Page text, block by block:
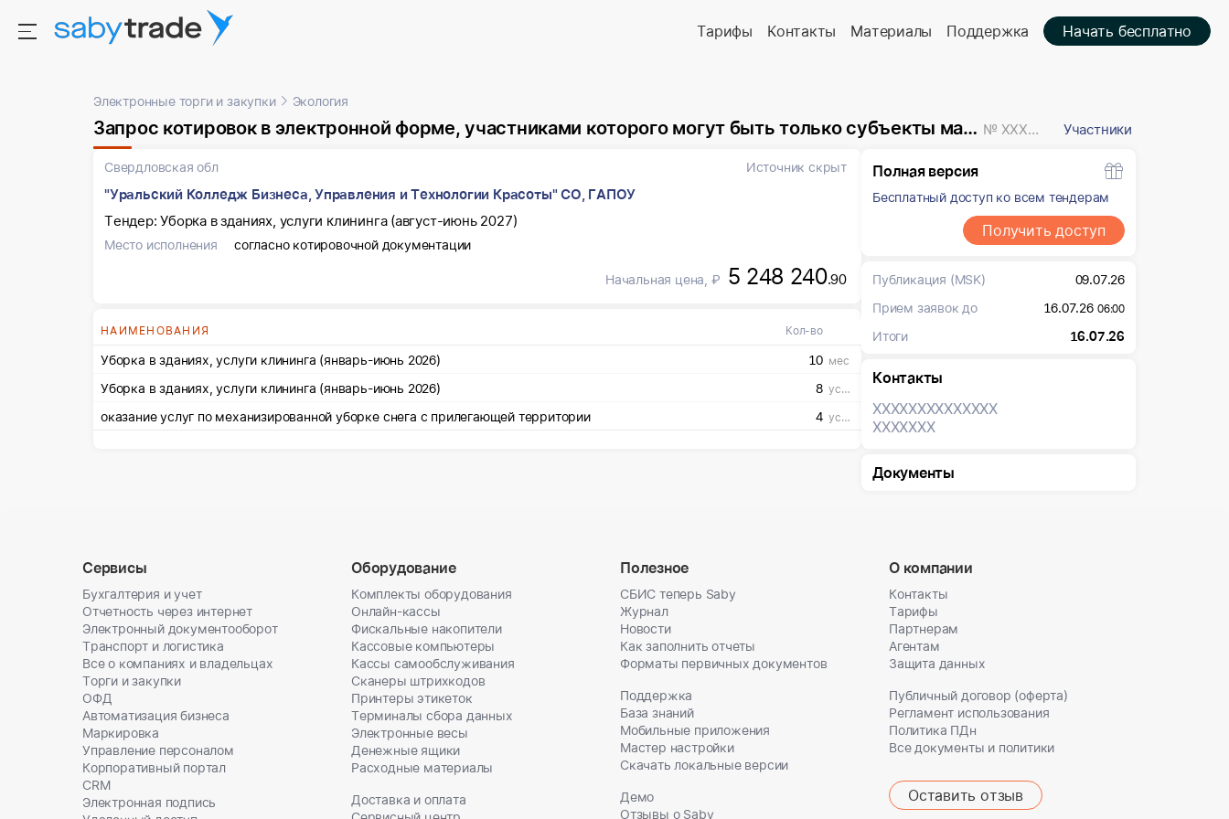
Тарифы Контакты Материалы Поддержка Начать бесплатно
Электронные торги и закупки Экология
Запрос котировок в электронной форме, участниками которого могут быть только субъекты малого и среднего предпринимательства № XXXXXXX Участники
Свердловская обл Источник скрыт
"Уральский Колледж Бизнеса, Управления и Технологии Красоты" СО, ГАПОУ
Тендер: Уборка в зданиях, услуги клининга (август-июнь 2027)
Место исполнения согласно котировочной документации
Начальная цена, ₽ 5 248 240.90
НАИМЕНОВАНИЯ Кол-во
Уборка в зданиях, услуги клининга (январь-июнь 2026) 10 мес
Уборка в зданиях, услуги клининга (январь-июнь 2026) 8 усл. ед
оказание услуг по механизированной уборке снега с прилегающей территории 4 усл. ед
Полная версия
Бесплатный доступ ко всем тендерам
Получить доступ
Публикация (MSK)
09.07.26
Прием заявок до
16.07.26 06:00
Итоги 16.07.26
Контакты
XXXXXXXXXXXXXX
XXXXXXX
Документы
Сервисы
Бухгалтерия и учет
Отчетность через интернет
Электронный документооборот
Транспорт и логистика
Все о компаниях и владельцах
Торги и закупки
ОФД
Автоматизация бизнеса
Маркировка
Управление персоналом
Корпоративный портал
CRM
Электронная подпись
Оборудование
Комплекты оборудования
Онлайн-кассы
Фискальные накопители
Кассовые компьютеры
Кассы самообслуживания
Сканеры штрихкодов
Принтеры этикеток
Терминалы сбора данных
Электронные весы
Денежные ящики
Расходные материалы
Доставка и оплата
Полезное
СБИС теперь Saby
Журнал
Новости
Как заполнить отчеты
Форматы первичных документов
Поддержка
База знаний
Мобильные приложения
Мастер настройки
Скачать локальные версии
Демо
Отзывы о Saby
О компании
Контакты
Тарифы
Партнерам
Агентам
Защита данных
Публичный договор (оферта)
Регламент использования
Политика ПДн
Все документы и политики
Оставить отзыв